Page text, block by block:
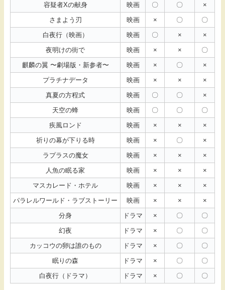
容疑者Xの献身
映画 〇 〇
×
さまよう刃
映画 × 〇
〇
白夜行（映画）
映画 〇 ×
×
夜明けの街で
映画 × ×
〇
麒麟の翼 〜劇場版・新参者〜
映画 × 〇
×
プラチナデータ
映画 × ×
×
真夏の方程式
映画 〇 〇
×
天空の蜂
映画 〇 〇
〇
疾風ロンド
映画 × ×
×
祈りの幕が下りる時
映画 × 〇
×
ラプラスの魔女
映画 × ×
×
人魚の眠る家
映画 × ×
×
マスカレード・ホテル
映画 × ×
×
パラレルワールド・ラブストーリー
映画 × ×
×
分身
ドラマ × 〇
〇
幻夜
ドラマ × 〇
〇
カッコウの卵は誰のもの
ドラマ × 〇
〇
眠りの森
ドラマ × 〇
〇
白夜行（ドラマ）
ドラマ × 〇 〇